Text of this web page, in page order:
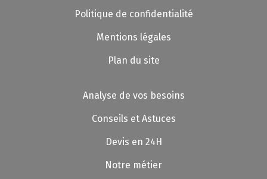
Politique de confidentialité
Mentions légales
Plan du site
Analyse de vos besoins
Conseils et Astuces
Devis en 24H
Notre métier